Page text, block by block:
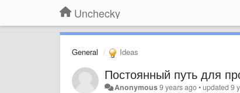
Unchecky
General Ideas
Постоянный путь для
Anonymous9 years ago•updated9